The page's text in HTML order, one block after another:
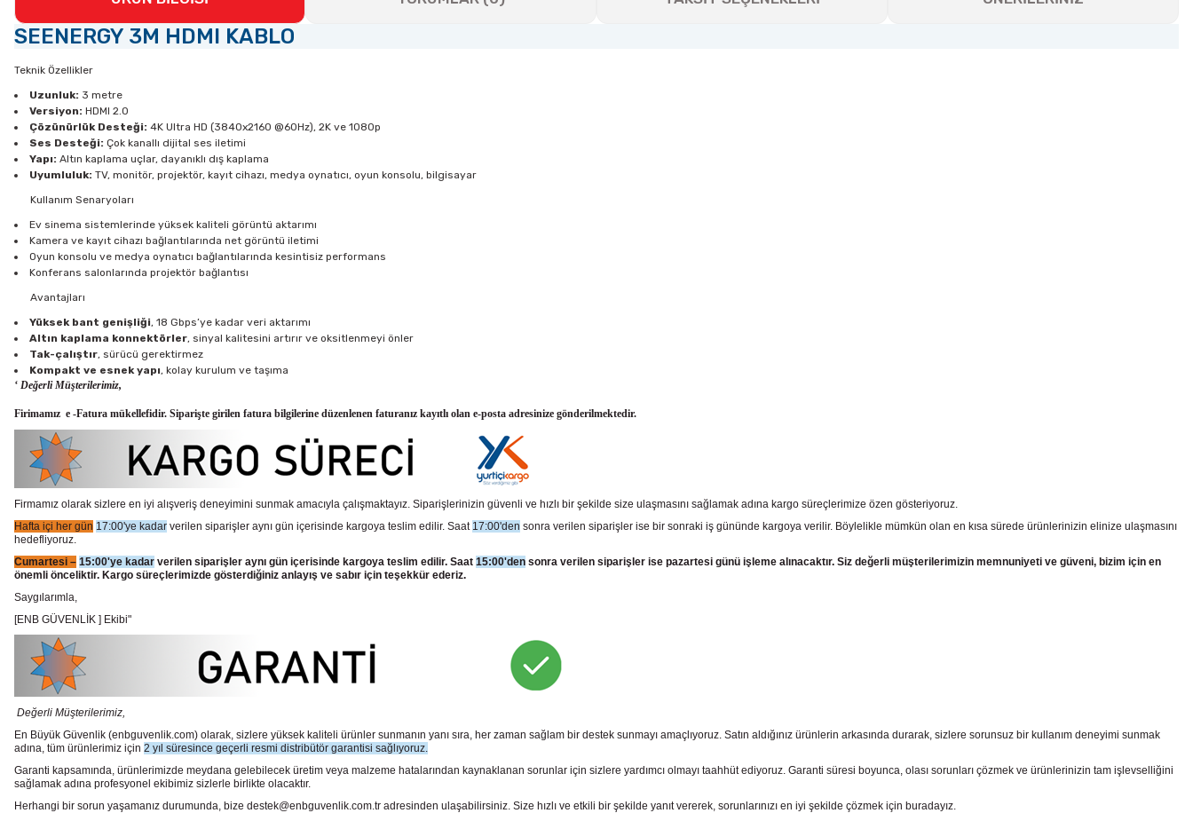
SEENERGY 3M HDMI KABLO
Teknik Özellikler
Uzunluk: 3 metre
Versiyon: HDMI 2.0
Çözünürlük Desteği: 4K Ultra HD (3840x2160 @60Hz), 2K ve 1080p
Ses Desteği: Çok kanallı dijital ses iletimi
Yapı: Altın kaplama uçlar, dayanıklı dış kaplama
Uyumluluk: TV, monitör, projektör, kayıt cihazı, medya oynatıcı, oyun konsolu, bilgisayar
Kullanım Senaryoları
Ev sinema sistemlerinde yüksek kaliteli görüntü aktarımı
Kamera ve kayıt cihazı bağlantılarında net görüntü iletimi
Oyun konsolu ve medya oynatıcı bağlantılarında kesintisiz performans
Konferans salonlarında projektör bağlantısı
Avantajları
Yüksek bant genişliği, 18 Gbps’ye kadar veri aktarımı
Altın kaplama konnektörler, sinyal kalitesini artırır ve oksitlenmeyi önler
Tak-çalıştır, sürücü gerektirmez
Kompakt ve esnek yapı, kolay kurulum ve taşıma
‘ Değerli Müşterilerimiz,
Firimamız e -Fatura mükellefidir. Siparişte girilen fatura bilgilerine düzenlenen faturanız kayıtlı olan e-posta adresinize gönderilmektedir.
Firmamız olarak sizlere en iyi alışveriş deneyimini sunmak amacıyla çalışmaktayız. Siparişlerinizin güvenli ve hızlı bir şekilde size ulaşmasını sağlamak adına kargo süreçlerimize özen gösteriyoruz.
Hafta içi her gün 17:00'ye kadar verilen siparişler aynı gün içerisinde kargoya teslim edilir. Saat 17:00'den sonra verilen siparişler ise bir sonraki iş gününde kargoya verilir. Böylelikle mümkün olan en kısa sürede ürünlerinizin elinize ulaşmasını
hedefliyoruz.
Cumartesi – 15:00'ye kadar verilen siparişler aynı gün içerisinde kargoya teslim edilir. Saat 15:00'den sonra verilen siparişler ise pazartesi günü işleme alınacaktır. Siz değerli müşterilerimizin memnuniyeti ve güveni, bizim için en
önemli önceliktir. Kargo süreçlerimizde gösterdiğiniz anlayış ve sabır için teşekkür ederiz.
Saygılarımla,
[ENB GÜVENLİK ] Ekibi"
Değerli Müşterilerimiz,
En Büyük Güvenlik (enbguvenlik.com) olarak, sizlere yüksek kaliteli ürünler sunmanın yanı sıra, her zaman sağlam bir destek sunmayı amaçlıyoruz. Satın aldığınız ürünlerin arkasında durarak, sizlere sorunsuz bir kullanım deneyimi sunmak
adına, tüm ürünlerimiz için 2 yıl süresince geçerli resmi distribütör garantisi sağlıyoruz.
Garanti kapsamında, ürünlerimizde meydana gelebilecek üretim veya malzeme hatalarından kaynaklanan sorunlar için sizlere yardımcı olmayı taahhüt ediyoruz. Garanti süresi boyunca, olası sorunları çözmek ve ürünlerinizin tam işlevselliğini
sağlamak adına profesyonel ekibimiz sizlerle birlikte olacaktır.
Herhangi bir sorun yaşamanız durumunda, bize destek@enbguvenlik.com.tr adresinden ulaşabilirsiniz. Size hızlı ve etkili bir şekilde yanıt vererek, sorunlarınızı en iyi şekilde çözmek için buradayız.